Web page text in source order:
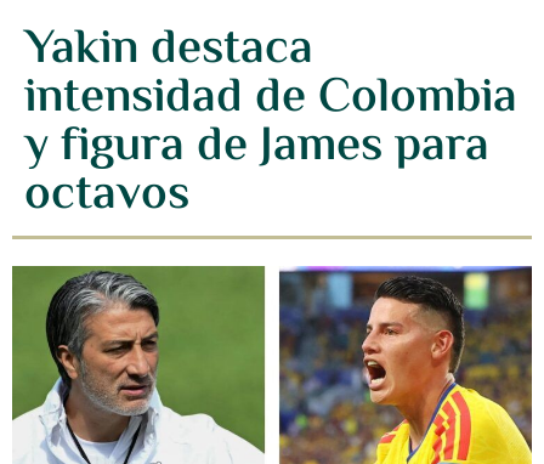
Yakin destaca
intensidad de Colombia
y figura de James para
octavos